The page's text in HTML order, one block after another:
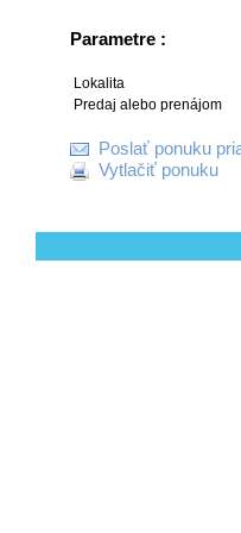
Parametre :
Lokalita
Predaj alebo prenájom
Poslať ponuku
Vytlačiť ponuku